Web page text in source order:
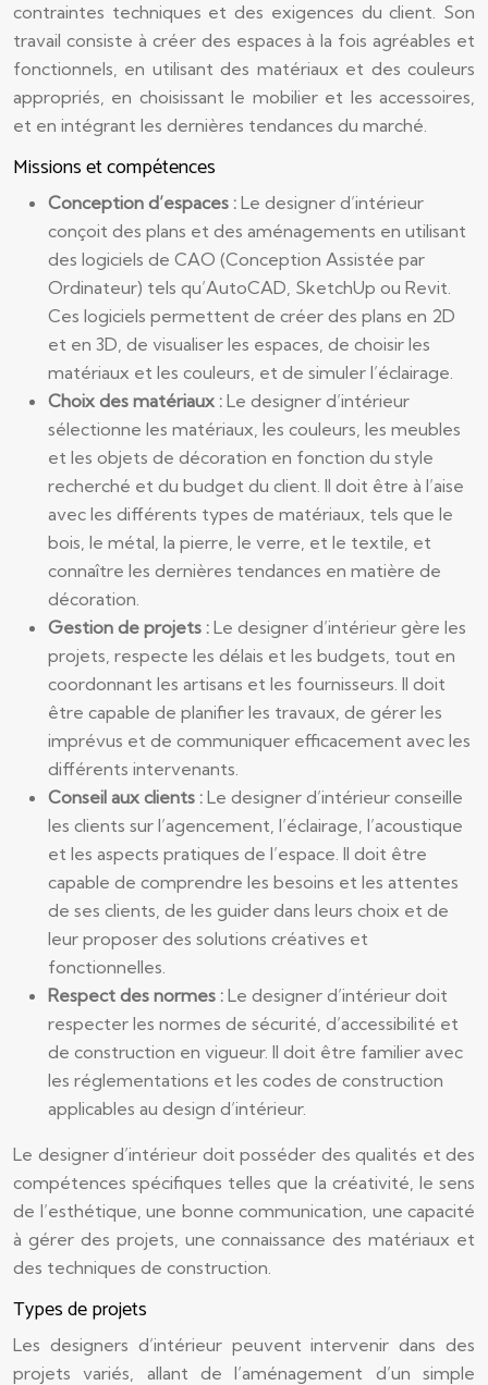
contraintes techniques et des exigences du client. Son
travail consiste à créer des espaces à la fois agréables et
fonctionnels, en utilisant des matériaux et des couleurs
appropriés, en choisissant le mobilier et les accessoires,
et en intégrant les dernières tendances du marché.
Missions et compétences
Conception d’espaces : Le designer d’intérieur
conçoit des plans et des aménagements en utilisant
des logiciels de CAO (Conception Assistée par
Ordinateur) tels qu’AutoCAD, SketchUp ou Revit.
Ces logiciels permettent de créer des plans en 2D
et en 3D, de visualiser les espaces, de choisir les
matériaux et les couleurs, et de simuler l’éclairage.
Choix des matériaux : Le designer d’intérieur
sélectionne les matériaux, les couleurs, les meubles
et les objets de décoration en fonction du style
recherché et du budget du client. Il doit être à l’aise
avec les différents types de matériaux, tels que le
bois, le métal, la pierre, le verre, et le textile, et
connaître les dernières tendances en matière de
décoration.
Gestion de projets : Le designer d’intérieur gère les
projets, respecte les délais et les budgets, tout en
coordonnant les artisans et les fournisseurs. Il doit
être capable de planifier les travaux, de gérer les
imprévus et de communiquer efficacement avec les
différents intervenants.
Conseil aux clients : Le designer d’intérieur conseille
les clients sur l’agencement, l’éclairage, l’acoustique
et les aspects pratiques de l’espace. Il doit être
capable de comprendre les besoins et les attentes
de ses clients, de les guider dans leurs choix et de
leur proposer des solutions créatives et
fonctionnelles.
Respect des normes : Le designer d’intérieur doit
respecter les normes de sécurité, d’accessibilité et
de construction en vigueur. Il doit être familier avec
les réglementations et les codes de construction
applicables au design d’intérieur.
Le designer d’intérieur doit posséder des qualités et des
compétences spécifiques telles que la créativité, le sens
de l’esthétique, une bonne communication, une capacité
à gérer des projets, une connaissance des matériaux et
des techniques de construction.
Types de projets
Les designers d’intérieur peuvent intervenir dans des
projets variés, allant de l’aménagement d’un simple